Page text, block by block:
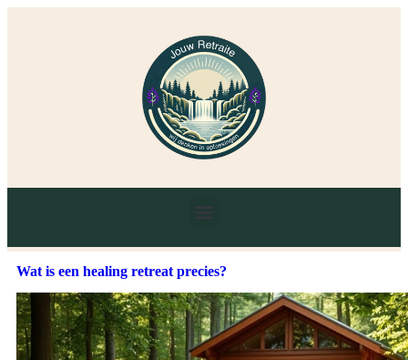
Wat is een healing retreat precies?